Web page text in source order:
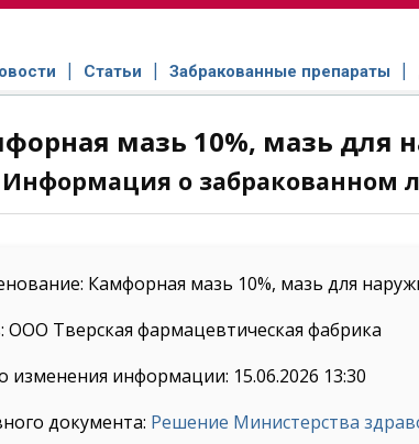
Статьи Забракованные препараты
мазь 10%, мазь для
Информация о забракованном
Камфорная мазь 10%, мазь для
ООО Тверская фармацевтическая фабрика
изменения информации: 15.06.2026 13:30
документа: Решение Министерства